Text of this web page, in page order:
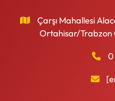
Çarşı Mahallesi
Ortahisar/Trabzon
0